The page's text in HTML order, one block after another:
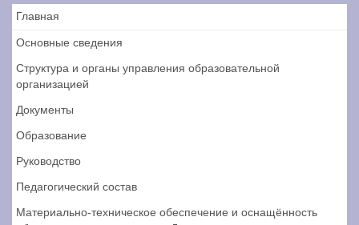
Главная
Основные сведения
Структура и органы управления образовательной
организацией
Документы
Образование
Руководство
Педагогический состав
Материально-техническое обеспечение и оснащённость